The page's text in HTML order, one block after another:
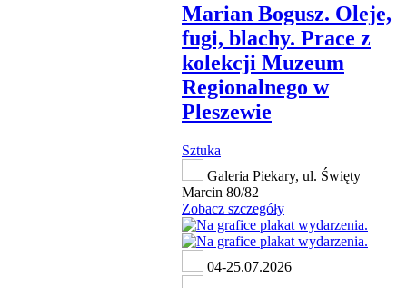
Marian Bogusz. Oleje,
fugi, blachy. Prace z
kolekcji Muzeum
Regionalnego w
Pleszewie
Sztuka
Galeria Piekary, ul. Święty
Marcin 80/82
Zobacz szczegóły
04-25.07.2026